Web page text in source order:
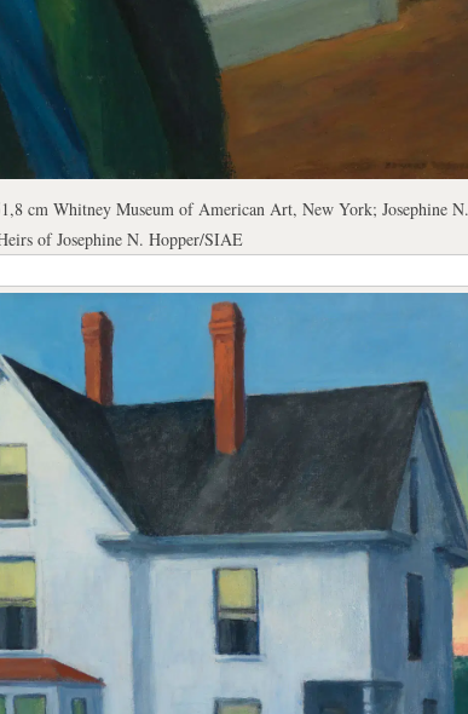
cm Whitney Museum of American Art, New York; Josephine N.
of Josephine N. Hopper/SIAE